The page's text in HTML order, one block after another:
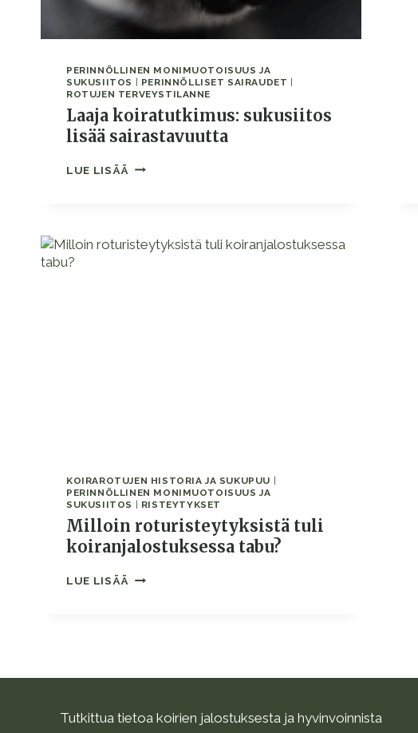
PERINNÖLLINEN MONIMUOTOISUUS JA
SUKUSIITOS | PERINNÖLLISET SAIRAUDET |
ROTUJEN TERVEYSTILANNE
Laaja koiratutkimus: sukusiitos
lisää sairastavuutta
LUE LISÄÄ LAAJA
KOIRAROTUJEN HISTORIA JA SUKUPUU
PERINNÖLLINEN MONIMUOTOISUUS JA
SUKUSIITOS
RISTEYTYKSET
Milloin roturisteytyksistä tuli
koiranjalostuksessa tabu?
LUE LISÄÄ MILLOIN
Tutkittua tietoa koirien jalostuksesta ja hyvinvoinnista